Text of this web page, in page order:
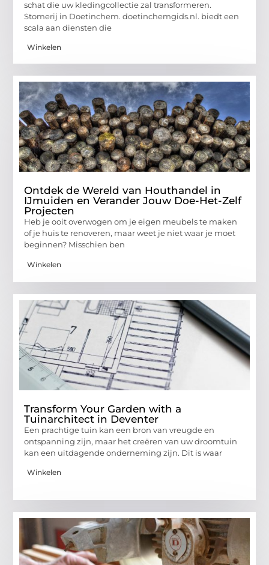
schat die uw kledingcollectie zal transformeren.
Stomerij in Doetinchem. doetinchemgids.nl. biedt een
scala aan diensten die
Winkelen
Ontdek de Wereld van Houthandel in
IJmuiden en Verander Jouw Doe-Het-Zelf
Projecten
Heb je ooit overwogen om je eigen meubels te maken
of je huis te renoveren, maar weet je niet waar je moet
beginnen? Misschien ben
Winkelen
Transform Your Garden with a
Tuinarchitect in Deventer
Een prachtige tuin kan een bron van vreugde en
ontspanning zijn, maar het creëren van uw droomtuin
kan een uitdagende onderneming zijn. Dit is waar
Winkelen